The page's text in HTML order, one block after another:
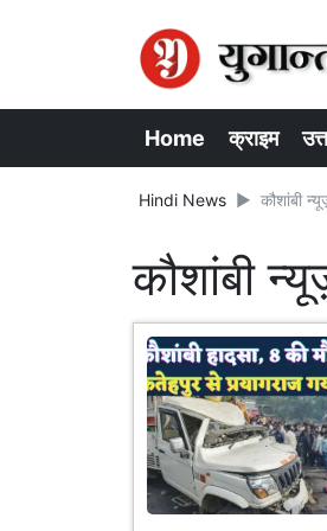
Home क्राइम
Hindi News कौशांबी
कौशांबी